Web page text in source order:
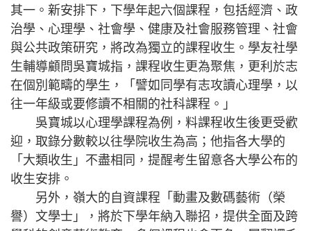
其一。新安排下，下學年起六個課程，包括經濟、政
治學、心理學、社會學、健康及社會服務管理、社會
與公共政策研究，將改為獨立的課程收生。學友社學
生輔導顧問吳寶城指，課程收生更為聚焦，更利於志
在個別範疇的學生，「譬如同學有志攻讀心理學，以
往一年級或要修讀不相關的社科課程。」
吳寶城以心理學課程為例，料課程收生後更受歡
迎，取錄分數較以往學院收生為高；他指各大學的
「大類收生」不盡相同，提醒考生留意各大學公布的
收生安排。
另外，嶺大的自資課程「動畫及數碼藝術（榮
譽）文學士」，將於下學年納入聯招，提供全面及跨